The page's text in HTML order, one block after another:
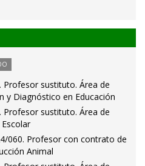
sustituto. Área de
y Diagnóstico en Educación
sustituto. Área de
060. Profesor con contrato de
Animal